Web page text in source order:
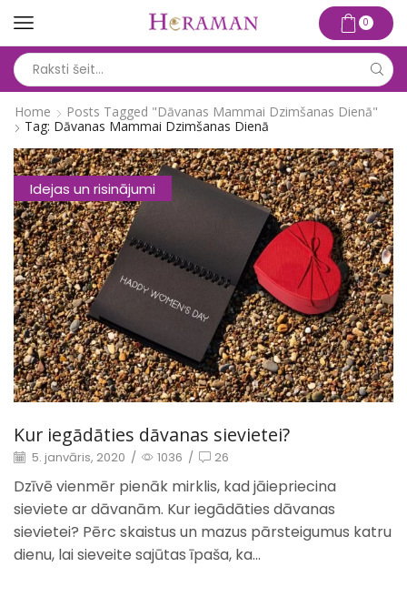
0
input
Home
Posts Tagged "dāvanas Mammai Dzimšanas Dienā"
Tag: Dāvanas Mammai Dzimšanas Dienā
Idejas un risinājumi
Kur iegādāties dāvanas sievietei?
5. janvāris, 2020 / 1036 / 26
Dzīvē vienmēr pienāk mirklis, kad jāiepriecina
sieviete ar dāvanām. Kur iegādāties dāvanas
sievietei? Pērc skaistus un mazus pārsteigumus katru
dienu, lai sieveite sajūtas īpaša, ka...